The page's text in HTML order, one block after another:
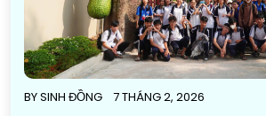
BYSINH ĐỒNG 7 THÁNG 2, 2026